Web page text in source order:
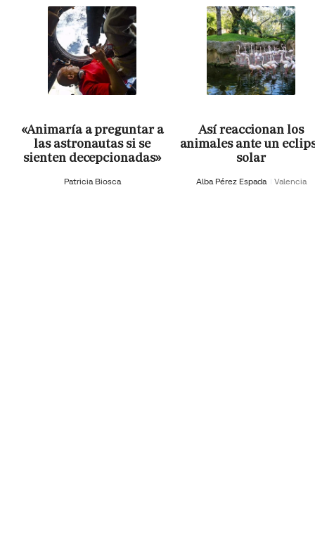
«Animaría a preguntar a
las astronautas si se
sienten decepcionadas»
Patricia Biosca
Así reaccionan los
animales ante un
solar
Alba Pérez Espada Valencia